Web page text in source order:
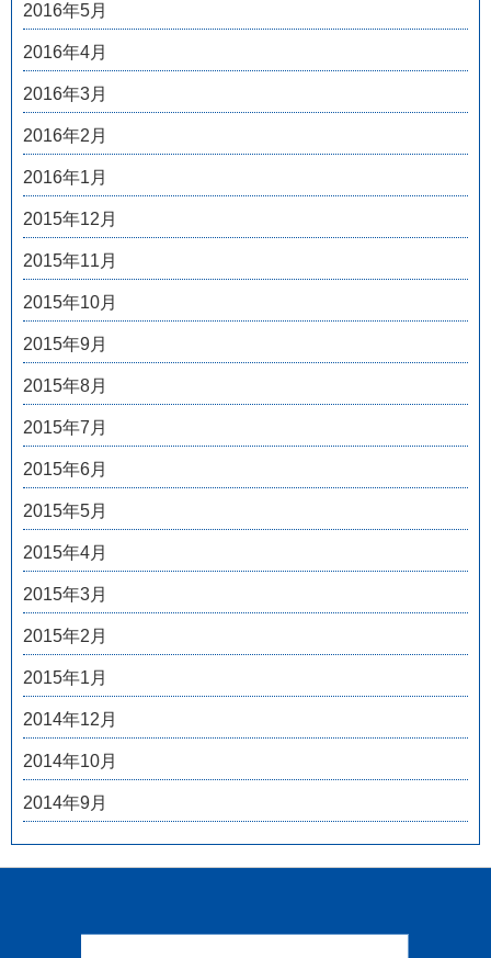
2016年5月
2016年4月
2016年3月
2016年2月
2016年1月
2015年12月
2015年11月
2015年10月
2015年9月
2015年8月
2015年7月
2015年6月
2015年5月
2015年4月
2015年3月
2015年2月
2015年1月
2014年12月
2014年10月
2014年9月